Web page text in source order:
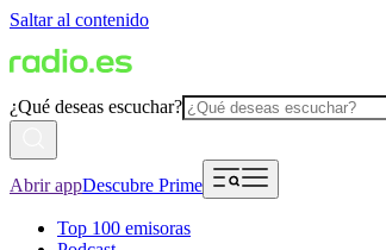
Saltar al contenido
¿Qué deseas escuchar?
Abrir appDescubre Prime
Top 100 emisoras